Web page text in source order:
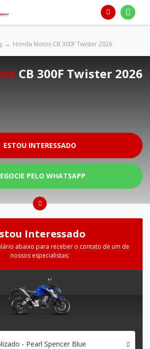
Honda Motos CB 300F Twister 2026
CB 300F Twister 2026
ESTOU INTERESSADO
PELO WHATSAPP
Interessado
abaixo para receber o contato de um de
nossos especialistas:
- Pearl Spencer Blue